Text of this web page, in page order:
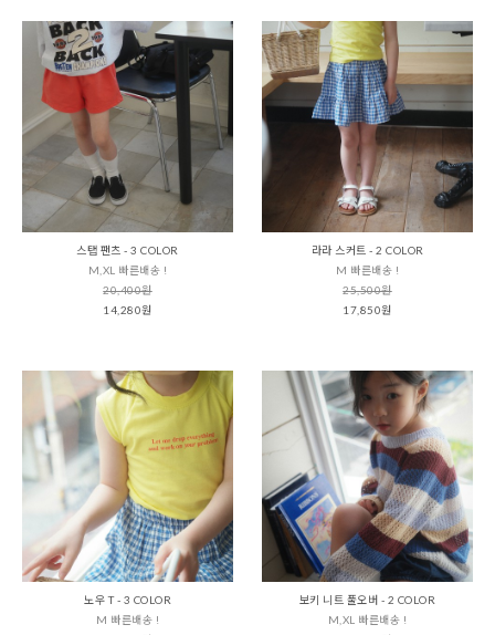
스탭 팬츠 - 3 COLOR
M,XL 빠른배송 !
20,400원
14,280원
라라 스커트 - 2 COLOR
M 빠른배송 !
25,500원
17,850원
노우 T - 3 COLOR
M 빠른배송 !
보키 니트 풀오버 - 2 COLOR
M,XL 빠른배송 !